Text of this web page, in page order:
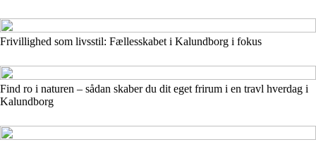
Frivillighed som livsstil: Fællesskabet i Kalundborg i fokus
Find ro i naturen – sådan skaber du dit eget frirum i en travl hverdag i
Kalundborg